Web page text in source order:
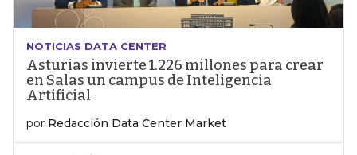
NOTICIAS DATA CENTER
Asturias invierte 1.226 millones para crear
en Salas un campus de Inteligencia
Artificial
por Redacción Data Center Market